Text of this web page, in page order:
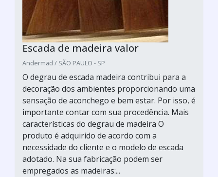
Escada de madeira valor
Andermad / SÃO PAULO - SP
O degrau de escada madeira contribui para a
decoração dos ambientes proporcionando uma
sensação de aconchego e bem estar. Por isso, é
importante contar com sua procedência. Mais
características do degrau de madeira O
produto é adquirido de acordo com a
necessidade do cliente e o modelo de escada
adotado. Na sua fabricação podem ser
empregados as madeiras:...